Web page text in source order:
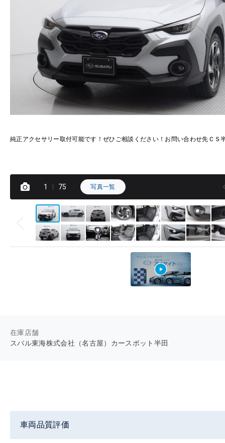
純正アクセサリー取付可能です！ぜひご相談ください！お問い合わせ先ＣＳ
1 75 写真一覧
在庫店舗
スバル東海株式会社（名古屋）カースポット半田
車両品質評価